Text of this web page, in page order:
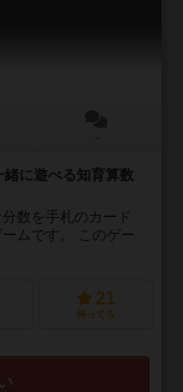
に遊べる知育算数
数を手札のカード
ムです。 このゲー
21
持ってる